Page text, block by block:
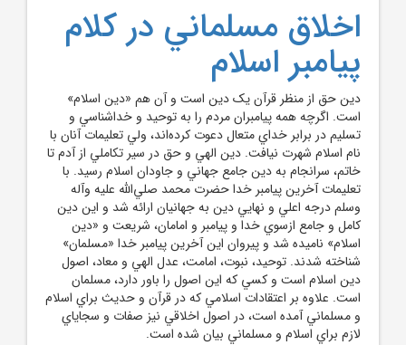
اخلاق مسلماني در کلام
پيامبر اسلام
دين حق از منظر قرآن يک دين است و آن هم «دين اسلام»
است. اگرچه همه پيامبران مردم را به توحيد و خداشناسي و
تسليم در برابر خداي متعال دعوت کرده‌اند، ولي تعليمات آنان با
نام اسلام شهرت نيافت. دين الهي و حق در سير تکاملي از آدم تا
خاتم، سرانجام به دين جامع جهاني و جاودان اسلام رسيد. با
تعليمات آخرين پيامبر خدا حضرت محمد صلي‌الله عليه وآله
وسلم درجه اعلي و نهايي دين به جهانيان ارائه شد و اين دين
کامل و جامع ازسوي خدا و پيامبر و امامان، شريعت و «دين
اسلام» ناميده شد و پيروان اين آخرين پيامبر خدا «مسلمان»
شناخته شدند. توحيد، نبوت، امامت، عدل الهي و معاد، اصول
دين اسلام است و کسي که اين اصول را باور دارد، مسلمان
است. علاوه بر اعتقادات اسلامي که در قرآن و حديث براي اسلام
و مسلماني آمده است، در اصول اخلاقي نيز صفات و سجاياي
لازم براي اسلام و مسلماني بيان شده است.